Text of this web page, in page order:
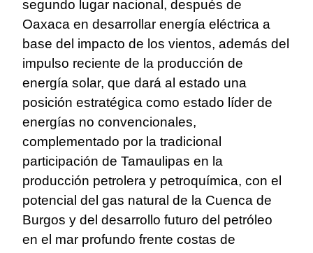
segundo lugar nacional, después de
Oaxaca en desarrollar energía eléctrica a
base del impacto de los vientos, además del
impulso reciente de la producción de
energía solar, que dará al estado una
posición estratégica como estado líder de
energías no convencionales,
complementado por la tradicional
participación de Tamaulipas en la
producción petrolera y petroquímica, con el
potencial del gas natural de la Cuenca de
Burgos y del desarrollo futuro del petróleo
en el mar profundo frente costas de